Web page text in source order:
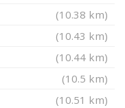
(10.38 km)
(10.43 km)
(10.44 km)
(10.5 km)
(10.51 km)